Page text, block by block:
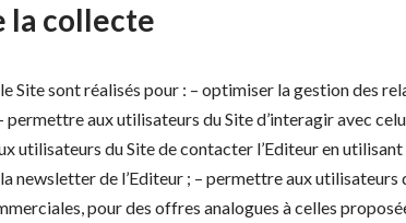
la collecte
Site sont réalisés pour : – optimiser la gestion des
permettre aux utilisateurs du Site d’interagir avec
utilisateurs du Site de contacter l’Editeur en
newsletter de l’Editeur ; – permettre aux utilisateurs
pour des offres analogues à celles